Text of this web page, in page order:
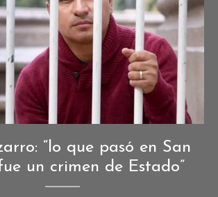
Entrevistas,
Entrevistas
“lo que pasó en San
un crimen de Estado”